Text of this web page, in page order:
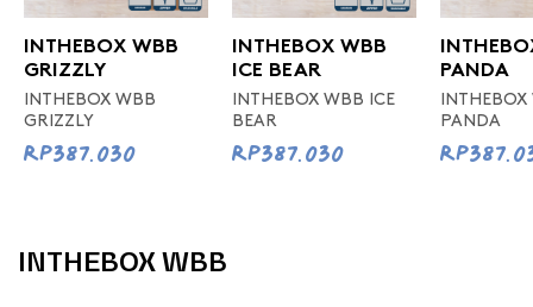
INTHEBOX WBB
GRIZZLY
INTHEBOX WBB
GRIZZLY
Rp387.030
INTHEBOX WBB
ICE BEAR
INTHEBOX WBB ICE
BEAR
Rp387.030
PANDA
PANDA
INTHEBOX WBB